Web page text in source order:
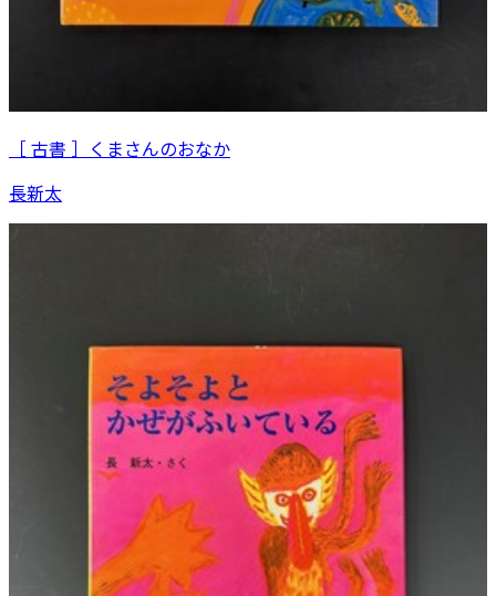
［ 古書 ］くまさんのおなか
長新太